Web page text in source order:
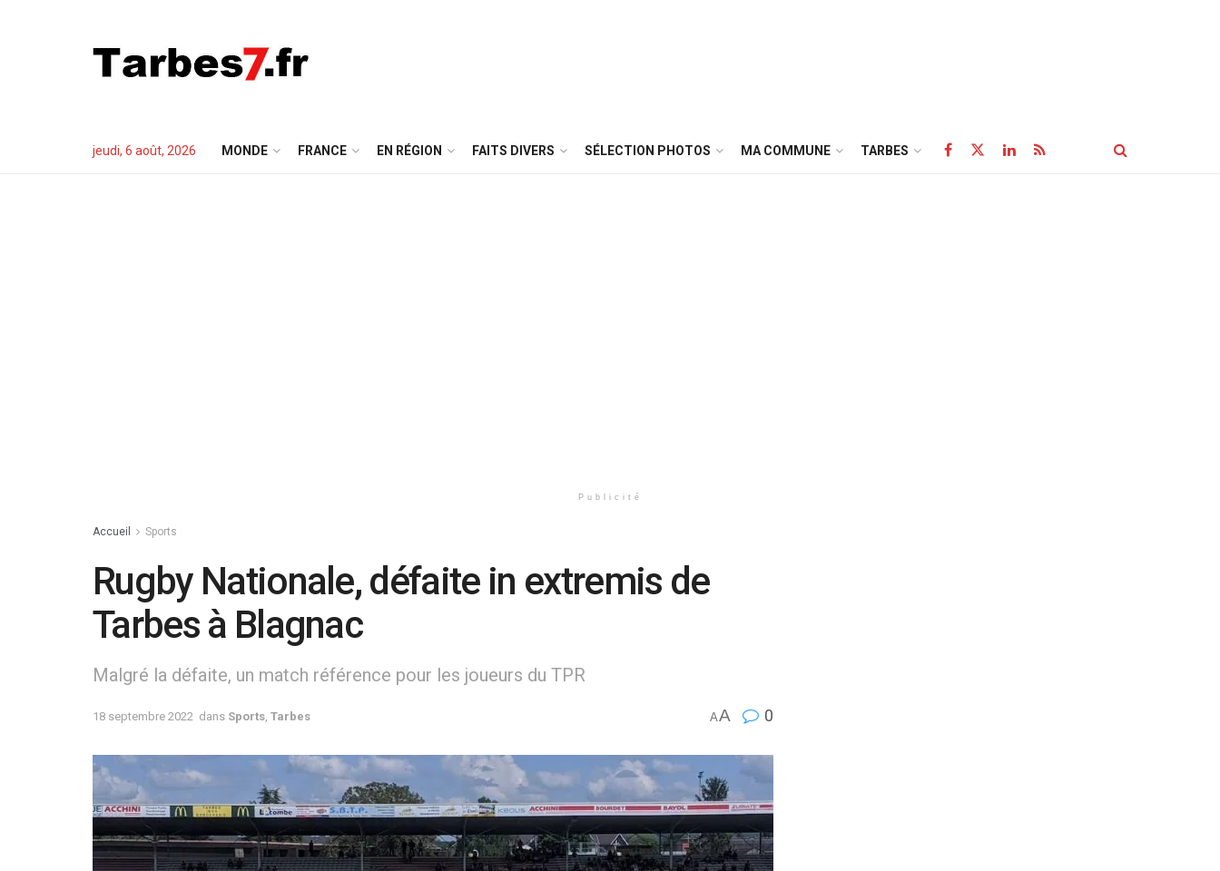
jeudi, 6 août, 2026 MONDE FRANCE EN RÉGION FAITS DIVERS SÉLECTION PHOTOS MA COMMUNE TARBES
Publicité
Accueil Sports
Rugby Nationale, défaite in extremis de
Tarbes à Blagnac
Malgré la défaite, un match référence pour les joueurs du TPR
18 septembre 2022 dans Sports Tarbes AA 0